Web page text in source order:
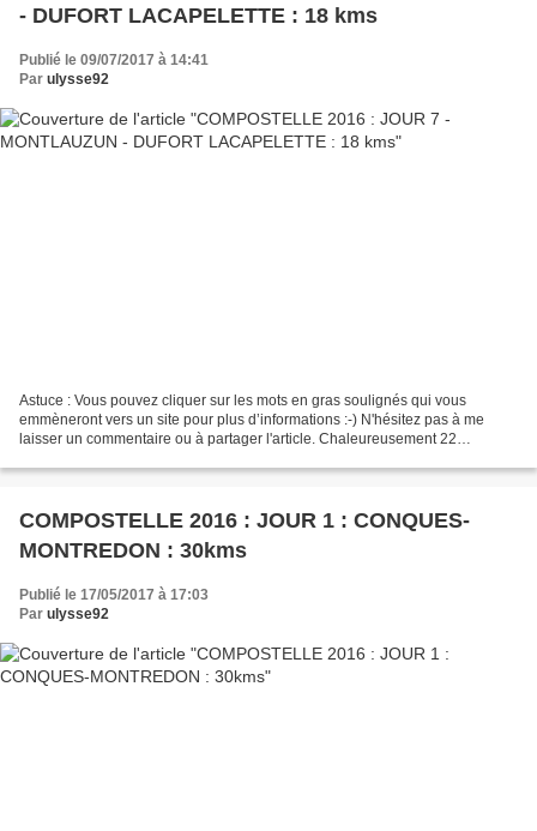
- DUFORT LACAPELETTE : 18 kms
Publié le 09/07/2017 à 14:41
Par ulysse92
Astuce : Vous pouvez cliquer sur les mots en gras soulignés qui vous
emmèneront vers un site pour plus d’informations :-) N'hésitez pas à me
laisser un commentaire ou à partager l'article. Chaleureusement 22
COMPOSTELLE 2016 : JOUR 1 : CONQUES-
MONTREDON : 30kms
Publié le 17/05/2017 à 17:03
Par ulysse92